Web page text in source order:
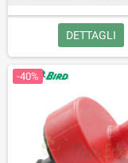
DETTAGLI
-40%